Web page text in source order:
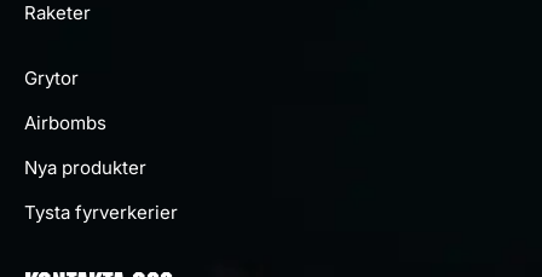
Raketer
Grytor
Airbombs
Nya produkter
Tysta fyrverkerier